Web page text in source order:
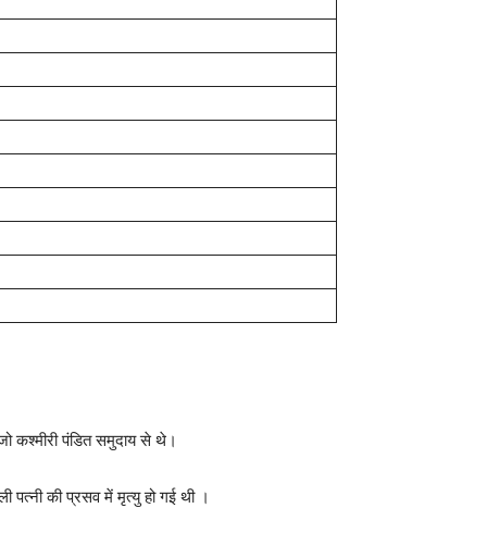
कश्मीरी पंडित समुदाय से थे।
पत्नी की प्रसव में मृत्यु हो गई थी ।